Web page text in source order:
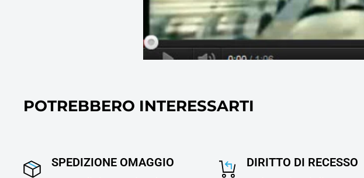
POTREBBERO INTERESSARTI
SPEDIZIONE OMAGGIO
DIRITTO DI RECESSO